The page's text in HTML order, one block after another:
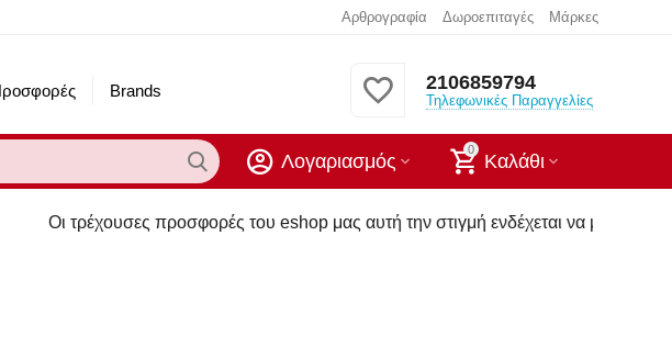
Αρθρογραφία Δωροεπιταγές Μάρκες
Brands 2106859794
Τηλεφωνικές Παραγγελίες
0
Καλάθι
Λογαριασμός
προσφορές του eshop μας αυτή την στιγμή ενδέχεται να μην υπάρχουν στα